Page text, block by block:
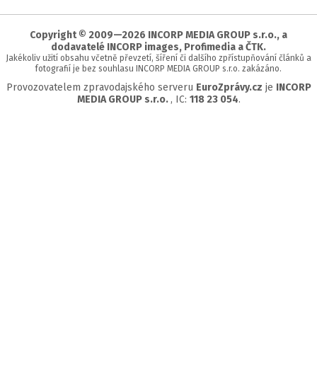
stránky
Copyright © 2009—2026 INCORP MEDIA GROUP s.r.o., a
dodavatelé INCORP images, Profimedia a ČTK.
Jakékoliv užití obsahu včetně převzetí, šíření či dalšího zpřístupňování článků a
fotografií je bez souhlasu INCORP MEDIA GROUP s.r.o. zakázáno.
Provozovatelem zpravodajského serveru EuroZprávy.cz je INCORP
MEDIA GROUP s.r.o. , IC: 118 23 054.